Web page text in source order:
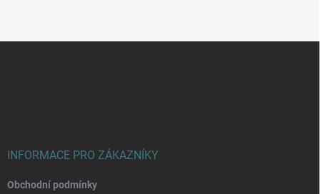
INFORMACE PRO ZÁKAZNÍKY
Obchodní podmínky